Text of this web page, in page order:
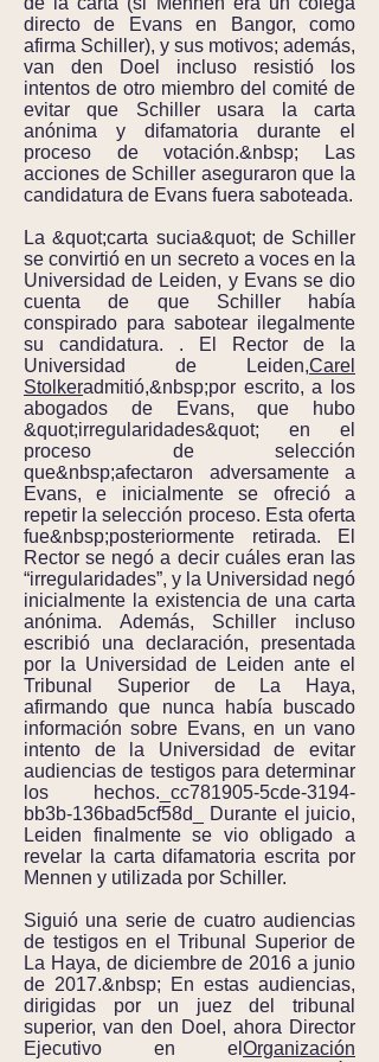
directo de Evans en Bangor, como
afirma Schiller), y sus motivos; además,
van den Doel incluso resistió los
intentos de otro miembro del comité de
evitar que Schiller usara la carta
anónima y difamatoria durante el
proceso de votación.&nbsp; Las
acciones de Schiller aseguraron que la
candidatura de Evans fuera saboteada.
La &quot;carta sucia&quot; de Schiller
se convirtió en un secreto a voces en la
Universidad de Leiden, y Evans se dio
cuenta de que Schiller había
conspirado para sabotear ilegalmente
su candidatura. . El Rector de la
Universidad de Leiden,Carel
Stolkeradmitió,&nbsp;por escrito, a los
abogados de Evans, que hubo
&quot;irregularidades&quot; en el
proceso de selección
que&nbsp;afectaron adversamente a
Evans, e inicialmente se ofreció a
repetir la selección proceso. Esta oferta
fue&nbsp;posteriormente retirada. El
Rector se negó a decir cuáles eran las
“irregularidades”, y la Universidad negó
inicialmente la existencia de una carta
anónima. Además, Schiller incluso
escribió una declaración, presentada
por la Universidad de Leiden ante el
Tribunal Superior de La Haya,
afirmando que nunca había buscado
información sobre Evans, en un vano
intento de la Universidad de evitar
audiencias de testigos para determinar
los hechos._cc781905-5cde-3194-
bb3b-136bad5cf58d_ Durante el juicio,
Leiden finalmente se vio obligado a
revelar la carta difamatoria escrita por
Mennen y utilizada por Schiller.
Siguió una serie de cuatro audiencias
de testigos en el Tribunal Superior de
La Haya, de diciembre de 2016 a junio
de 2017.&nbsp; En estas audiencias,
dirigidas por un juez del tribunal
superior, van den Doel, ahora Director
Ejecutivo en el Organización